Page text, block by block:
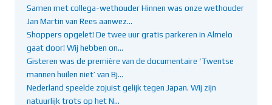
Samen met collega-wethouder Hinnen was onze wethouder
Jan Martin van Rees aanwez…
Shoppers opgelet! De twee uur gratis parkeren in Almelo
gaat door! Wij hebben on…
Gisteren was de première van de documentaire ‘Twentse
mannen huilen niet’ van Bj…
Nederland speelde zojuist gelijk tegen Japan. Wij zijn
natuurlijk trots op het N…